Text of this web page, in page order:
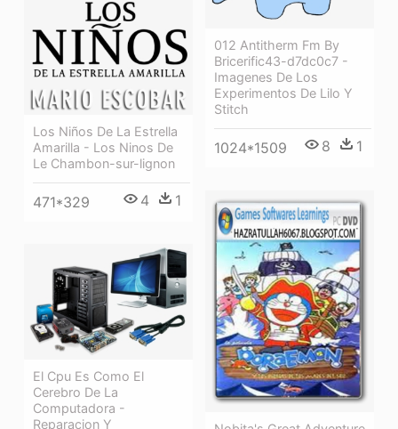
012 Antitherm Fm By
Bricerific43-d7dc0c7 -
Imagenes De Los
Experimentos De Lilo Y
Stitch
1024*1509 8 1
Los Niños De La Estrella
Amarilla - Los Ninos De
Le Chambon-sur-lignon
471*329 4 1
El Cpu Es Como El
Cerebro De La
Computadora -
Reparacion Y